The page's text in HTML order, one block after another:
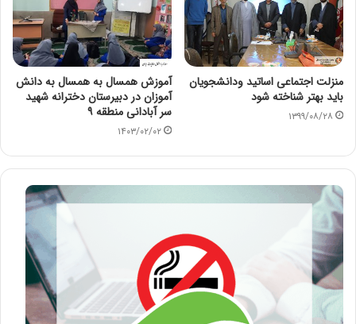
منزلت اجتماعی اساتید ودانشجویان
باید بهتر شناخته شود
۱۳۹۹/۰۸/۲۸
آموزش همسال به همسال به دانش
آموزان در دبیرستان دخترانه شهید
سر آبادانی منطقه ۹
۱۴۰۳/۰۲/۰۲